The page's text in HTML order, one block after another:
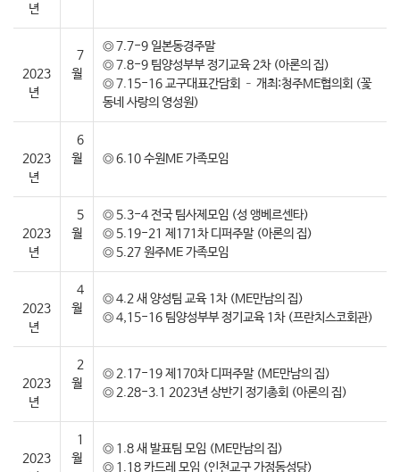
년
2023
년
7
월
◎ 7.7-9 일본동경주말
◎ 7.8-9 팀양성부부 정기교육 2차 (아론의 집)
◎ 7.15-16 교구대표간담회 – 개최:청주ME협의회 (꽃
동네 사랑의 영성원)
2023
년
6
월
◎ 6.10 수원ME 가족모임
2023
년
5
월
◎ 5.3-4 전국 팀사제모임 (성 앵베르센타)
◎ 5.19-21 제171차 디퍼주말 (아론의 집)
◎ 5.27 원주ME 가족모임
2023
년
4
월
◎ 4.2 새 양성팀 교육 1차 (ME만남의 집)
◎ 4,15-16 팀양성부부 정기교육 1차 (프란치스코회관)
2023
년
2
월
◎ 2.17-19 제170차 디퍼주말 (ME만남의 집)
◎ 2.28-3.1 2023년 상반기 정기총회 (아론의 집)
2023
1
월
◎ 1.8 새 발표팀 모임 (ME만남의 집)
◎ 1.18 카드레 모임 (인천교구 가정동성당)